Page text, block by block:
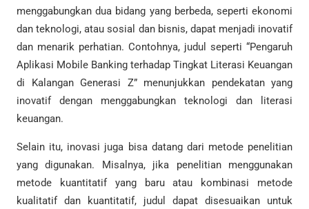
menggabungkan dua bidang yang berbeda, seperti ekonomi
dan teknologi, atau sosial dan bisnis, dapat menjadi inovatif
dan menarik perhatian. Contohnya, judul seperti “Pengaruh
Aplikasi Mobile Banking terhadap Tingkat Literasi Keuangan
di Kalangan Generasi Z” menunjukkan pendekatan yang
inovatif dengan menggabungkan teknologi dan literasi
keuangan.
Selain itu, inovasi juga bisa datang dari metode penelitian
yang digunakan. Misalnya, jika penelitian menggunakan
metode kuantitatif yang baru atau kombinasi metode
kualitatif dan kuantitatif, judul dapat disesuaikan untuk